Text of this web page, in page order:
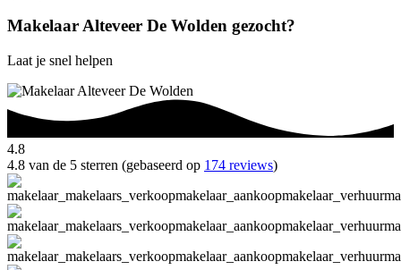
Makelaar Alteveer De Wolden gezocht?
Laat je snel helpen
4.8
4.8 van de 5 sterren (gebaseerd op 174 reviews)